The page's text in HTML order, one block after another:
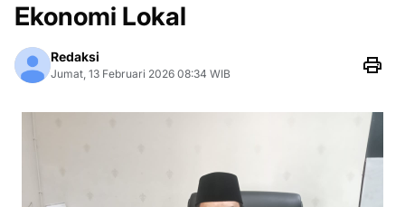
Ekonomi Lokal
Redaksi
Jumat, 13 Februari 2026 08:34 WIB